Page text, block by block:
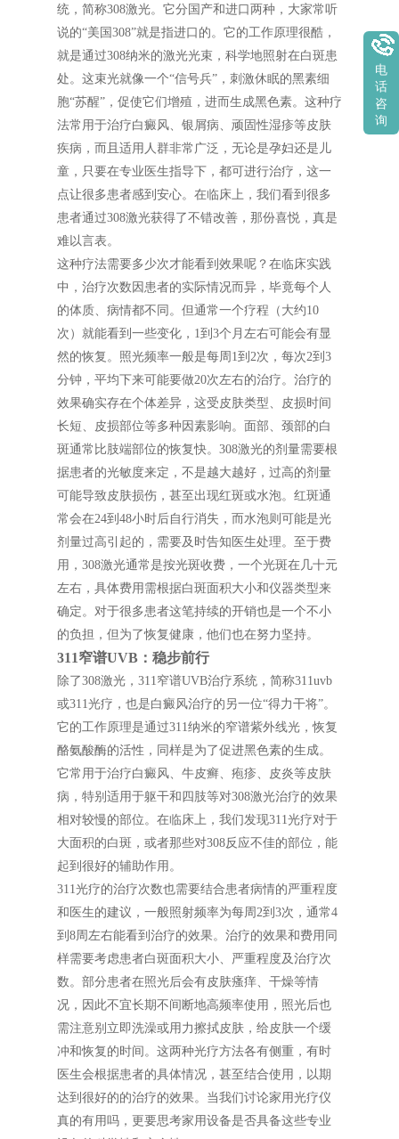
统，简称308激光。它分国产和进口两种，大家常听
说的“美国308”就是指进口的。它的工作原理很酷，
就是通过308纳米的激光光束，科学地照射在白斑患
处。这束光就像一个“信号兵”，刺激休眠的黑素细
胞“苏醒”，促使它们增殖，进而生成黑色素。这种疗
法常用于治疗白癜风、银屑病、顽固性湿疹等皮肤
疾病，而且适用人群非常广泛，无论是孕妇还是儿
童，只要在专业医生指导下，都可进行治疗，这一
点让很多患者感到安心。在临床上，我们看到很多
患者通过308激光获得了不错改善，那份喜悦，真是
难以言表。
这种疗法需要多少次才能看到效果呢？在临床实践
中，治疗次数因患者的实际情况而异，毕竟每个人
的体质、病情都不同。但通常一个疗程（大约10
次）就能看到一些变化，1到3个月左右可能会有显
然的恢复。照光频率一般是每周1到2次，每次2到3
分钟，平均下来可能要做20次左右的治疗。治疗的
效果确实存在个体差异，这受皮肤类型、皮损时间
长短、皮损部位等多种因素影响。面部、颈部的白
斑通常比肢端部位的恢复快。308激光的剂量需要根
据患者的光敏度来定，不是越大越好，过高的剂量
可能导致皮肤损伤，甚至出现红斑或水泡。红斑通
常会在24到48小时后自行消失，而水泡则可能是光
剂量过高引起的，需要及时告知医生处理。至于费
用，308激光通常是按光斑收费，一个光斑在几十元
左右，具体费用需根据白斑面积大小和仪器类型来
确定。对于很多患者这笔持续的开销也是一个不小
的负担，但为了恢复健康，他们也在努力坚持。
311窄谱UVB：稳步前行
除了308激光，311窄谱UVB治疗系统，简称311uvb
或311光疗，也是白癜风治疗的另一位“得力干将”。
它的工作原理是通过311纳米的窄谱紫外线光，恢复
酪氨酸酶的活性，同样是为了促进黑色素的生成。
它常用于治疗白癜风、牛皮癣、疱疹、皮炎等皮肤
病，特别适用于躯干和四肢等对308激光治疗的效果
相对较慢的部位。在临床上，我们发现311光疗对于
大面积的白斑，或者那些对308反应不佳的部位，能
起到很好的辅助作用。
311光疗的治疗次数也需要结合患者病情的严重程度
和医生的建议，一般照射频率为每周2到3次，通常4
到8周左右能看到治疗的效果。治疗的效果和费用同
样需要考虑患者白斑面积大小、严重程度及治疗次
数。部分患者在照光后会有皮肤瘙痒、干燥等情
况，因此不宜长期不间断地高频率使用，照光后也
需注意别立即洗澡或用力擦拭皮肤，给皮肤一个缓
冲和恢复的时间。这两种光疗方法各有侧重，有时
医生会根据患者的具体情况，甚至结合使用，以期
达到很好的的治疗的效果。当我们讨论家用光疗仪
真的有用吗，更要思考家用设备是否具备这些专业
电
话
咨
询